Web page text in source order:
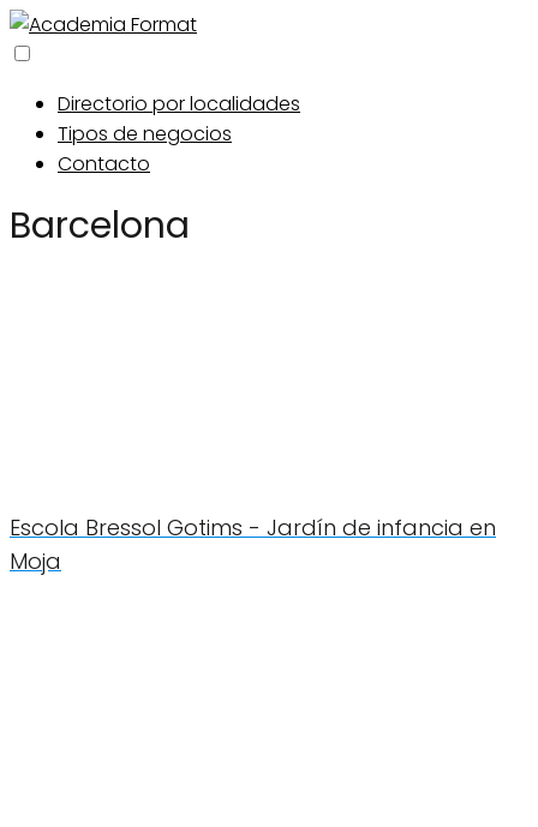
Directorio por localidades
Tipos de negocios
Contacto
Barcelona
Escola Bressol Gotims - Jardín de infancia en
Moja